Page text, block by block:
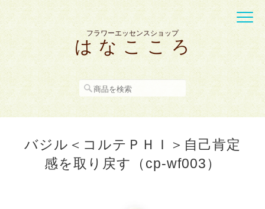
フラワーエッセンスショップ
は な こ こ ろ
バジル＜コルテＰＨＩ＞自己肯定
感を取り戻す（cp-wf003）